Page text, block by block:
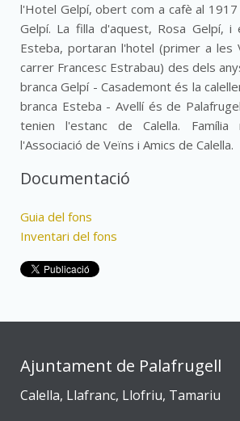
l'Hotel Gelpí, obert com a cafè al
Gelpí. La filla d'aquest, Rosa Gelpí, i
Esteba, portaran l'hotel (primer a les
carrer Francesc Estrabau) des dels
branca Gelpí - Casademont és la
branca Esteba - Avellí és de
tenien l'estanc de Calella. Família
l'Associació de Veïns i Amics de Calella.
Documentació
Guia del fons
Inventari del fons
Ajuntament de Palafrugell
Calella, Llafranc, Llofriu, Tamariu